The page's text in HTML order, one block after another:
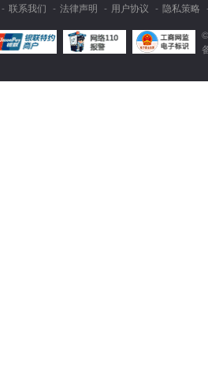
联系我们 法律声明 用户协议
隐私策略
©